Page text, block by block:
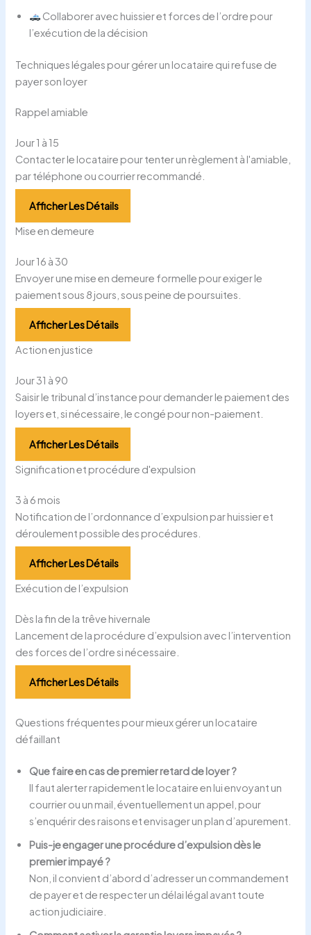
Collaborer avec huissier et forces de l’ordre pour
l’exécution de la décision
Techniques légales pour gérer un locataire qui refuse de
payer son loyer
Rappel amiable
Jour 1 à 15
Contacter le locataire pour tenter un règlement à l'amiable,
par téléphone ou courrier recommandé.
Afficher Les Détails
Mise en demeure
Jour 16 à 30
Envoyer une mise en demeure formelle pour exiger le
paiement sous 8 jours, sous peine de poursuites.
Afficher Les Détails
Action en justice
Jour 31 à 90
Saisir le tribunal d’instance pour demander le paiement des
loyers et, si nécessaire, le congé pour non-paiement.
Afficher Les Détails
Signification et procédure d'expulsion
3 à 6 mois
Notification de l’ordonnance d’expulsion par huissier et
déroulement possible des procédures.
Afficher Les Détails
Exécution de l’expulsion
Dès la fin de la trêve hivernale
Lancement de la procédure d’expulsion avec l’intervention
des forces de l’ordre si nécessaire.
Afficher Les Détails
Questions fréquentes pour mieux gérer un locataire
défaillant
Que faire en cas de premier retard de loyer ?
Il faut alerter rapidement le locataire en lui envoyant un
courrier ou un mail, éventuellement un appel, pour
s’enquérir des raisons et envisager un plan d’apurement.
Puis-je engager une procédure d’expulsion dès le
premier impayé ?
Non, il convient d’abord d’adresser un commandement
de payer et de respecter un délai légal avant toute
action judiciaire.